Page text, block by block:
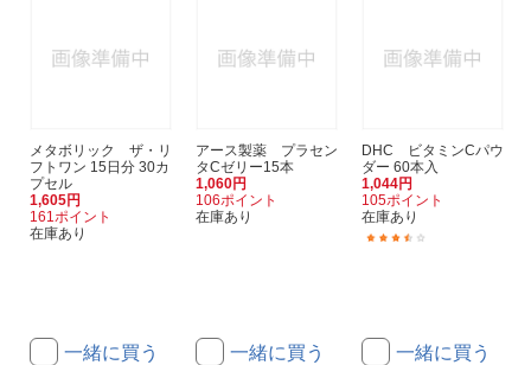
メタボリック ザ・リ
フトワン 15日分 30カ
プセル
1,605円
161ポイント
在庫あり
一緒に買う
アース製薬 プラセン
タCゼリー15本
1,060円
106ポイント
在庫あり
一緒に買う
DHC ビタミンCパウ
ダー 60本入
1,044円
105ポイント
在庫あり
一緒に買う